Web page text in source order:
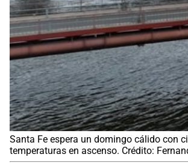
Santa Fe espera un domingo cálido con
temperaturas en ascenso. Crédito: